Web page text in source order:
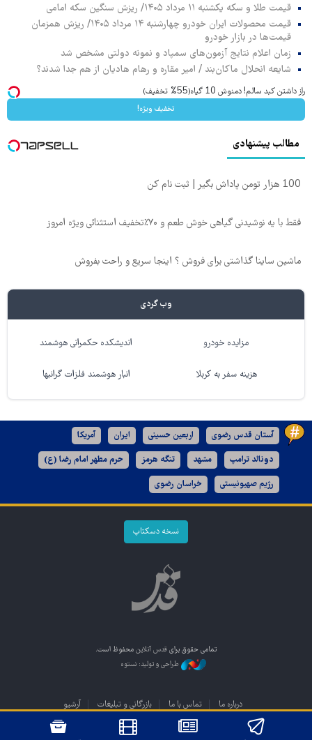
قیمت طلا و سکه یکشنبه ۱۱ مرداد ۱۴۰۵/ ریزش سنگین سکه امامی
قیمت محصولات ایران خودرو چهارشنبه ۱۴ مرداد ۱۴۰۵/ ریزش همزمان
قیمت‌ها در بازار خودرو
زمان اعلام نتایج آزمون‌های سمپاد و نمونه دولتی مشخص شد
شایعه انحلال ماکان‌بند / امیر مقاره و رهام هادیان از هم جدا شدند؟
راز داشتن کبد سالم! دمنوش 10 گیاه(55% تخفیف)
تخفیف ویژه!
مطالب پیشنهادی
100 هزار تومن پاداش بگیر | ثبت نام کن
فقط با یه نوشیدنی گیاهی خوش طعم و ۷۰٪تخفیف استثنائی ویژه امروز
ماشین ساینا گذاشتی برای فروش ؟ اینجا سریع و راحت بفروش
وب گردی
مزایده خودرو اندیشکده حکمرانی هوشمند
هزینه سفر به کربلا انبار هوشمند فلزات گرانبها
آستان قدس رضوی اربعین حسینی ایران آمریکا
دونالد ترامپ مشهد تنگه هرمز حرم مطهر امام رضا (ع)
رژیم صهیونیستی خراسان رضوی
نسخه دسکتاپ
تمامی حقوق برای قدس آنلاین محفوظ است.
طراحی و تولید: نستوه
درباره ما تماس با ما بازرگانی و تبلیغات آرشیو